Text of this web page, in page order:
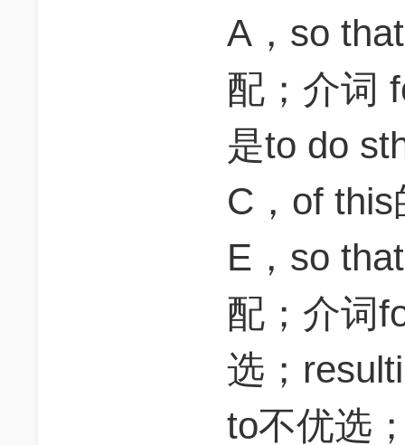
A，so
配；介词
是to do
C，of
E，so
配；介词
选；
to不优选